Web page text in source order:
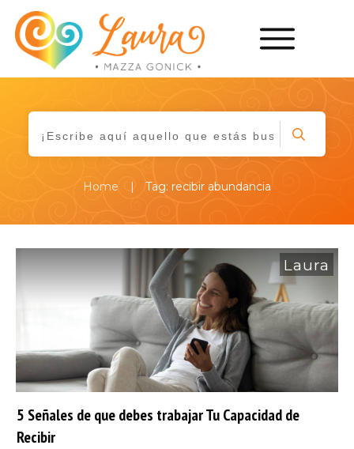
Home | Tag: recibir abundancia
Laura
5 Señales de que debes trabajar Tu Capacidad de
Recibir